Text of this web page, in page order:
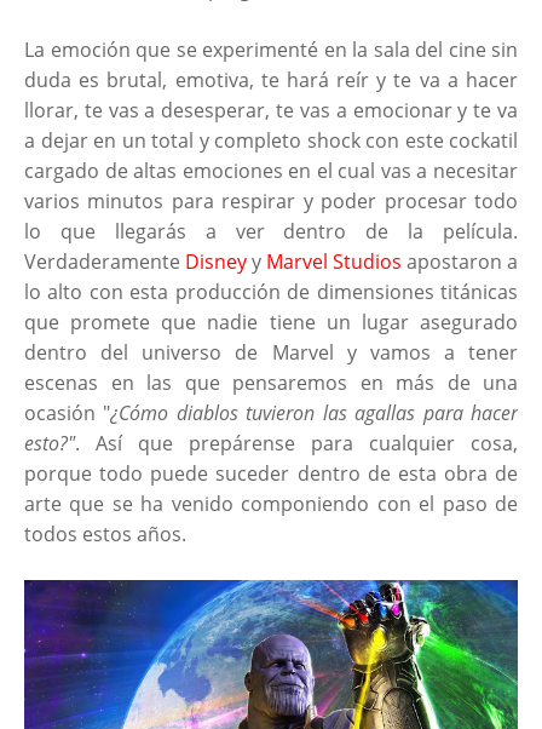
La emoción que se experimenté en la sala del cine sin
duda es brutal, emotiva, te hará reír y te va a hacer
llorar, te vas a desesperar, te vas a emocionar y te va
a dejar en un total y completo shock con este cockatil
cargado de altas emociones en el cual vas a necesitar
varios minutos para respirar y poder procesar todo
lo que llegarás a ver dentro de la película.
Verdaderamente Disneyy Marvel Studios apostaron a
lo alto con esta producción de dimensiones titánicas
que promete que nadie tiene un lugar asegurado
dentro del universo de Marvel y vamos a tener
escenas en las que pensaremos en más de una
ocasión "¿Cómo diablos tuvieron las agallas para hacer
esto?". Así que prepárense para cualquier cosa,
porque todo puede suceder dentro de esta obra de
arte que se ha venido componiendo con el paso de
todos estos años.